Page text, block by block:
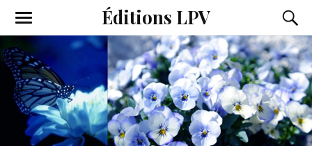
Éditions LPV